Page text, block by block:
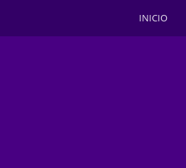
INICIO